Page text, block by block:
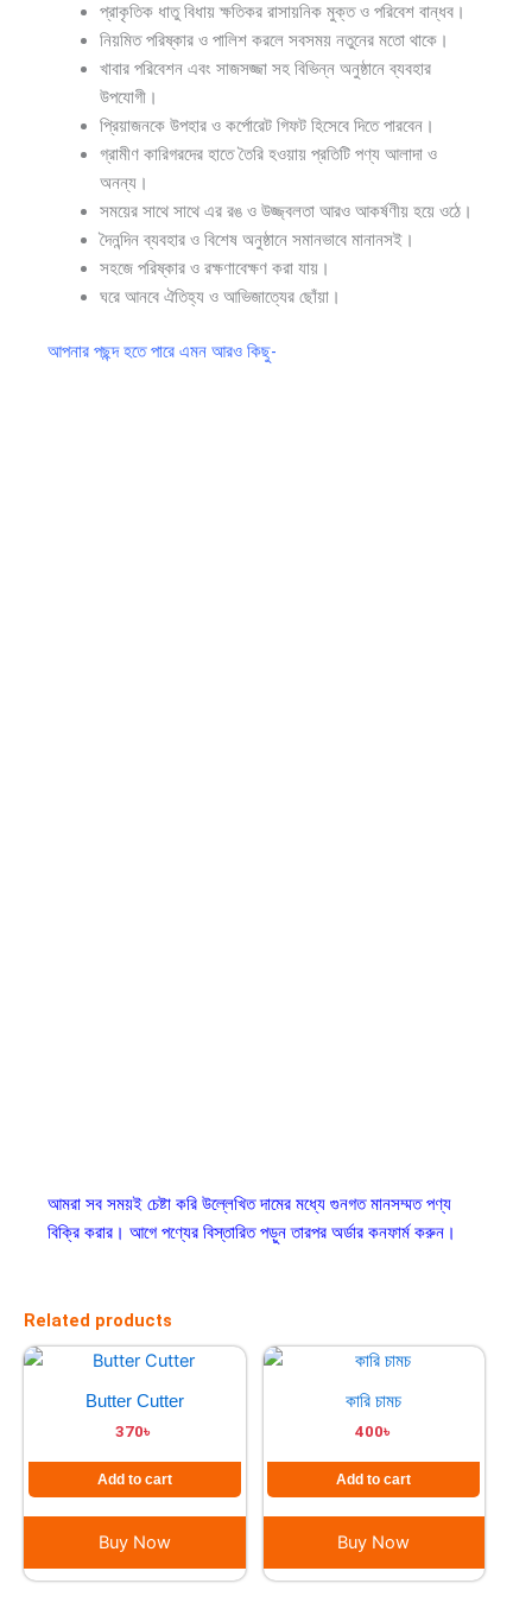
প্রাকৃতিক ধাতু বিধায় ক্ষতিকর রাসায়নিক মুক্ত ও পরিবেশ বান্ধব।
নিয়মিত পরিষ্কার ও পালিশ করলে সবসময় নতুনের মতো থাকে।
খাবার পরিবেশন এবং সাজসজ্জা সহ বিভিন্ন অনুষ্ঠানে ব্যবহার
উপযোগী।
প্রিয়াজনকে উপহার ও কর্পোরেট গিফট হিসেবে দিতে পারবেন।
গ্রামীণ কারিগরদের হাতে তৈরি হওয়ায় প্রতিটি পণ্য আলাদা ও
অনন্য।
সময়ের সাথে সাথে এর রঙ ও উজ্জ্বলতা আরও আকর্ষণীয় হয়ে ওঠে।
দৈনন্দিন ব্যবহার ও বিশেষ অনুষ্ঠানে সমানভাবে মানানসই।
সহজে পরিষ্কার ও রক্ষণাবেক্ষণ করা যায়।
ঘরে আনবে ঐতিহ্য ও আভিজাত্যের ছোঁয়া।
আপনার পছন্দ হতে পারে এমন আরও কিছু-
আমরা সব সময়ই চেষ্টা করি উল্লেখিত দামের মধ্যে গুনগত মানসম্মত পণ্য
বিক্রি করার। আগে পণ্যের বিস্তারিত পড়ুন তারপর অর্ডার কনফার্ম করুন।
Related products
Butter Cutter
370৳
Add to cart
Buy Now
কারি চামচ
400৳
Add to cart
Buy Now